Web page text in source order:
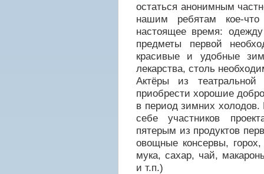
остаться анонимным
нашим ребятам кое-
настоящее время:
предметы первой
красивые и удобные
лекарства, столь
Актёры из
приобрести хорошие
в период зимних холодов.
себе участников
пятерым из продуктов
овощные консервы,
мука, сахар, чай,
и т.п.)